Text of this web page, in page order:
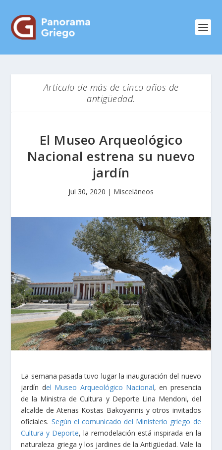
Artículo de más de cinco años de
antigüedad.
El Museo Arqueológico
Nacional estrena su nuevo
jardín
Jul 30, 2020 | Misceláneos
La semana pasada tuvo lugar la inauguración del nuevo
jardín del Museo Arqueológico Nacional, en presencia
de la Ministra de Cultura y Deporte Lina Mendoni, del
alcalde de Atenas Kostas Bakoyannis y otros invitados
oficiales. Según el comunicado del Ministerio griego de
Cultura y Deporte, la remodelación está inspirada en la
naturaleza griega y los jardines de la Antigüedad. Vale la